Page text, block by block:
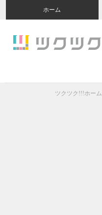
ホーム
ツクツク!!!ホーム